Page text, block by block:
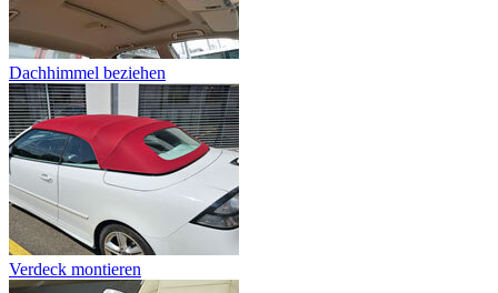
Dachhimmel beziehen
Verdeck montieren